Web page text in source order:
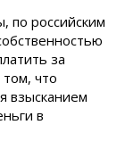
по российским
за
что
взысканием
в